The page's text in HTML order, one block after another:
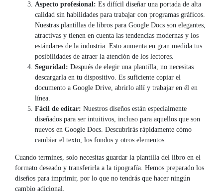
Aspecto profesional: Es difícil diseñar una portada de alta
calidad sin habilidades para trabajar con programas gráficos.
Nuestras plantillas de libros para Google Docs son elegantes,
atractivas y tienen en cuenta las tendencias modernas y los
estándares de la industria. Esto aumenta en gran medida tus
posibilidades de atraer la atención de los lectores.
Seguridad: Después de elegir una plantilla, no necesitas
descargarla en tu dispositivo. Es suficiente copiar el
documento a Google Drive, abrirlo allí y trabajar en él en
línea.
Fácil de editar: Nuestros diseños están especialmente
diseñados para ser intuitivos, incluso para aquellos que son
nuevos en Google Docs. Descubrirás rápidamente cómo
cambiar el texto, los fondos y otros elementos.
Cuando termines, solo necesitas guardar la plantilla del libro en el
formato deseado y transferirla a la tipografía. Hemos preparado los
diseños para imprimir, por lo que no tendrás que hacer ningún
cambio adicional.